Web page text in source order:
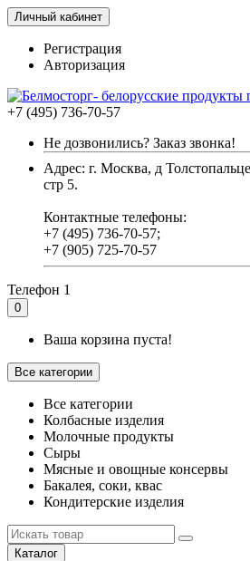
Личный кабинет
Регистрация
Авторизация
+7 (495) 736-70-57
Не дозвонились? Заказ звонка!
Адрес: г. Москва, д
стр 5.
Контактные телефоны:
+7 (495) 736-70-57;
+7 (905) 725-70-57
Телефон 1
0
Ваша корзина пуста!
Все категории
Все категории
Колбасные изделия
Молочные продукты
Сыры
Мясные и овощные консервы
Бакалея, соки, квас
Кондитерские изделия
Каталог